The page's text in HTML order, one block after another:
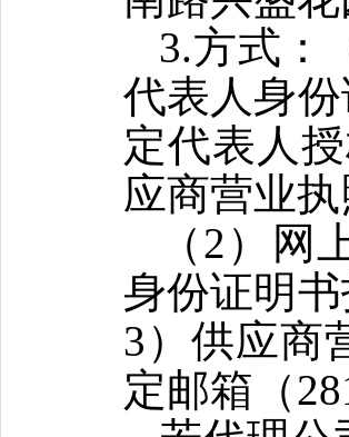
3.方式：
代表人身
定代表人
应商营业
（2）网
身份证明
3）供应商
定邮箱（